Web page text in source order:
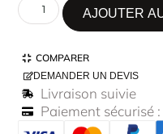
AJOUTER
COMPARER
DEMANDER UN DEVIS
Livraison suivie
Paiement sécurisé :